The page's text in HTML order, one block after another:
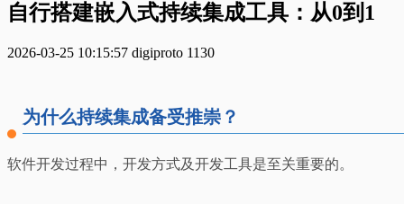
自行搭建嵌入式持续集成工具：从0到1
2026-03-25 10:15:57 digiproto 1130
为什么持续集成备受推崇？
软件开发过程中，开发方式及开发工具是至关重要的。